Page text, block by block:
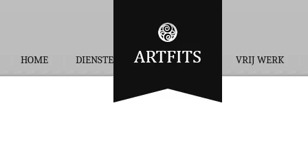
HOME DIENSTEN OPDRACHTEN VRIJ WERK